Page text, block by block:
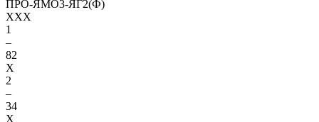
ПРО-ЯМО3-ЯГ2(Ф)
XXX
1
–
82
X
2
–
34
X